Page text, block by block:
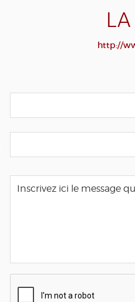
http://